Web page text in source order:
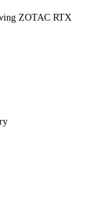
ZOTAC RTX